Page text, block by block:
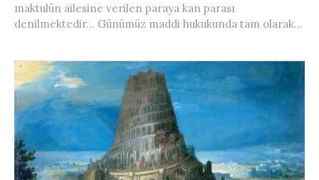
maktulün ailesine verilen paraya kan parası
denilmektedir… Günümüz maddi hukukunda tam olarak...